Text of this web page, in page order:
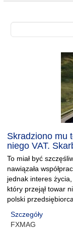
Skradziono mu
niego VAT.
To miał być
nawiązała
jednak interes
który przejął towar
polski
Szczegóły
FXMAG